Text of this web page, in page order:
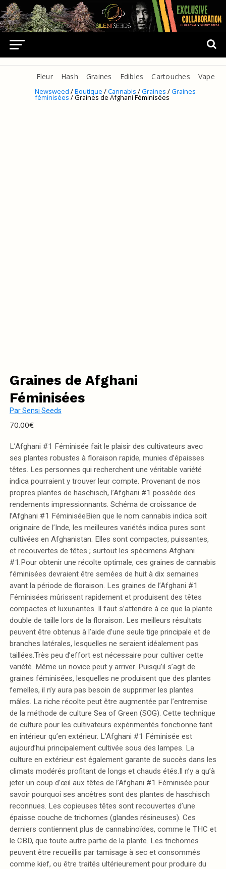
Fleur Hash Graines Edibles Cartouches Vape
Newsweed/Boutique/Cannabis/Graines/Graines
féminisées / Graines de Afghani Féminisées
Graines de Afghani
Féminisées
ParSensi Seeds
70.00€
L’Afghani #1 Féminisée fait le plaisir des cultivateurs avec
ses plantes robustes à floraison rapide, munies d’épaisses
têtes. Les personnes qui recherchent une véritable variété
indica pourraient y trouver leur compte. Provenant de nos
propres plantes de haschisch, l’Afghani #1 possède des
rendements impressionnants. Schéma de croissance de
l’Afghani #1 FéminiséeBien que le nom cannabis indica soit
originaire de l’Inde, les meilleures variétés indica pures sont
cultivées en Afghanistan. Elles sont compactes, puissantes,
et recouvertes de têtes ; surtout les spécimens Afghani
#1.Pour obtenir une récolte optimale, ces graines de cannabis
féminisées devraient être semées de huit à dix semaines
avant la période de floraison. Les graines de l’Afghani #1
Féminisées mûrissent rapidement et produisent des têtes
compactes et luxuriantes. Il faut s’attendre à ce que la plante
double de taille lors de la floraison. Les meilleurs résultats
peuvent être obtenus à l’aide d’une seule tige principale et de
branches latérales, lesquelles ne seraient idéalement pas
taillées.Très peu d’effort est nécessaire pour cultiver cette
variété. Même un novice peut y arriver. Puisqu’il s’agit de
graines féminisées, lesquelles ne produisent que des plantes
femelles, il n’y aura pas besoin de supprimer les plantes
mâles. La riche récolte peut être augmentée par l’entremise
de la méthode de culture Sea of Green (SOG). Cette technique
de culture pour les cultivateurs expérimentés fonctionne tant
en intérieur qu’en extérieur. L’Afghani #1 Féminisée est
aujourd’hui principalement cultivée sous des lampes. La
culture en extérieur est également garante de succès dans les
climats modérés profitant de longs et chauds étés.Il n’y a qu’à
jeter un coup d’œil aux têtes de l’Afghani #1 Féminisée pour
savoir pourquoi ses ancêtres sont des plantes de haschisch
reconnues. Les copieuses têtes sont recouvertes d’une
épaisse couche de trichomes (glandes résineuses). Ces
derniers contiennent plus de cannabinoïdes, comme le THC et
le CBD, que toute autre partie de la plante. Les trichomes
peuvent être recueillis par tamisage à sec et consommés
comme kief, ou être traités ultérieurement pour produire du